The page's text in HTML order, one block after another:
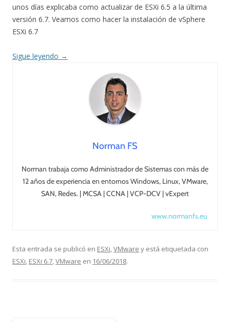
unos días explicaba como actualizar de ESXi 6.5 a la última
versión 6.7. Veamos como hacer la instalación de vSphere
ESXi 6.7
Sigue leyendo →
Norman FS
Norman trabaja como Administrador de Sistemas con más de
12 años de experiencia en entornos Windows, Linux, VMware,
SAN, Redes. | MCSA | CCNA | VCP-DCV | vExpert
www.normanfs.eu
Esta entrada se publicó en ESXi,VMware y está etiquetada con
ESXi, ESXi 6.7,VMware en 16/06/2018.